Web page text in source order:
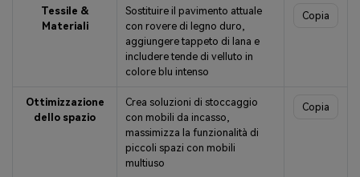
Tessile &
Materiali
Sostituire il pavimento attuale
con rovere di legno duro,
aggiungere tappeto di lana e
includere tende di velluto in
colore blu intenso
Copia
Ottimizzazione
dello spazio
Crea soluzioni di stoccaggio
con mobili da incasso,
massimizza la funzionalità di
piccoli spazi con mobili
multiuso
Copia